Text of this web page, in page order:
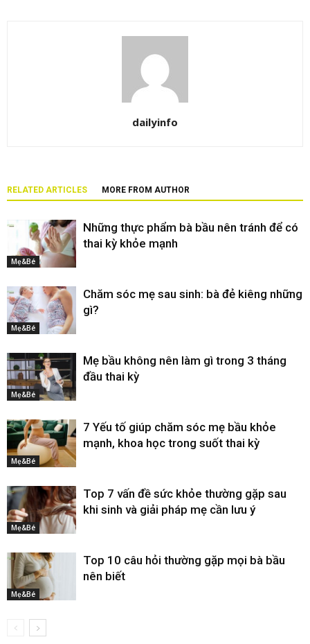
dailyinfo
RELATED ARTICLES MORE FROM AUTHOR
Mẹ&Bé
Những thực phẩm bà bầu nên tránh để có
thai kỳ khỏe mạnh
Mẹ&Bé
Chăm sóc mẹ sau sinh: bà đẻ kiêng những
gì?
Mẹ&Bé
Mẹ bầu không nên làm gì trong 3 tháng
đầu thai kỳ
Mẹ&Bé
7 Yếu tố giúp chăm sóc mẹ bầu khỏe
mạnh, khoa học trong suốt thai kỳ
Mẹ&Bé
Top 7 vấn đề sức khỏe thường gặp sau
khi sinh và giải pháp mẹ cần lưu ý
Mẹ&Bé
Top 10 câu hỏi thường gặp mọi bà bầu
nên biết